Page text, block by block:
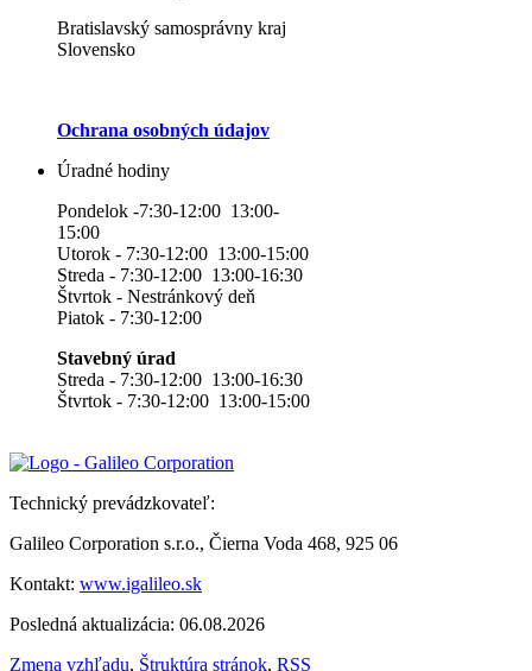
Bratislavský samosprávny kraj
Slovensko
Ochrana osobných údajov
Úradné hodiny
Pondelok -7:30-12:00 13:00-
15:00
Utorok - 7:30-12:00 13:00-15:00
Streda - 7:30-12:00 13:00-16:30
Štvrtok - Nestránkový deň
Piatok - 7:30-12:00
Stavebný úrad
Streda - 7:30-12:00 13:00-16:30
Štvrtok - 7:30-12:00 13:00-15:00
Technický prevádzkovateľ:
Galileo Corporation s.r.o., Čierna Voda 468, 925 06
Kontakt: www.igalileo.sk
Posledná aktualizácia: 06.08.2026
Zmena vzhľadu, Štruktúra stránok, RSS